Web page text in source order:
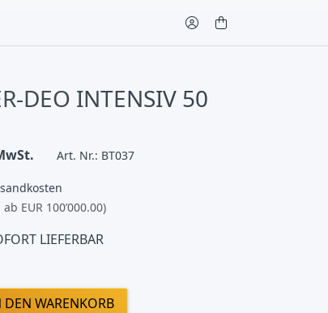
DEO INTENSIV 50
Art. Nr.: BT037
EUR 100’000.00)
LIEFERBAR
DEN WARENKORB